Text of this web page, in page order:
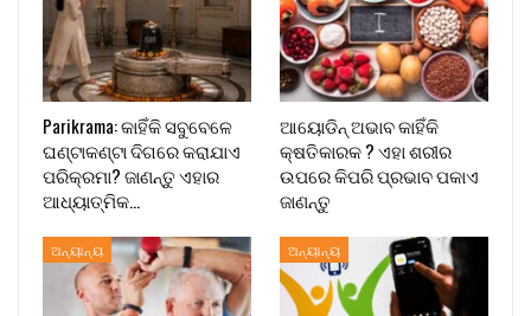
Parikrama: କାହିଁକି ସବୁବେଳେ
ଘଣ୍ଟାକଣ୍ଟା ଦିଗରେ କରାଯାଏ
ପରିକ୍ରମା? ଜାଣନ୍ତୁ ଏହାର
ଆଧ୍ୟାତ୍ମିକ…
ଆୟୋଡିନ୍ ଅଭାବ କାହିଁକି
କ୍ଷତିକାରକ ? ଏହା ଶରୀର
ଉପରେ କିପରି ପ୍ରଭାବ ପକାଏ
ଜାଣନ୍ତୁ
ଅନ୍ୟାନ୍ୟ ଅନ୍ୟାନ୍ୟ